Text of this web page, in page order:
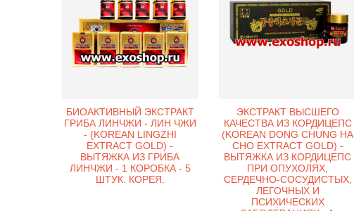
БИОАКТИВНЫЙ ЭКСТРАКТ
ГРИБА ЛИНЧЖИ - ЛИН ЧЖИ
- (KOREAN LINGZHI
EXTRACT GOLD) -
ВЫТЯЖКА ИЗ ГРИБА
ЛИНЧЖИ - 1 КОРОБКА - 5
ШТУК. КОРЕЯ.
ЭКСТРАКТ ВЫСШЕГО
КАЧЕСТВА ИЗ КОРДИЦЕПС
(KOREAN DONG CHUNG HA
CHO EXTRACT GOLD) -
ВЫТЯЖКА ИЗ КОРДИЦЕПС
ПРИ ОПУХОЛЯХ,
СЕРДЕЧНО-СОСУДИСТЫХ,
ЛЕГОЧНЫХ И
ПСИХИЧЕСКИХ